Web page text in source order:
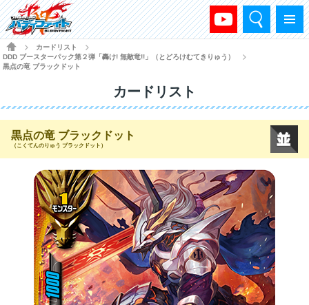
メニュー
検索
HOME
カードリスト
DDD ブースターパック第２弾「轟け! 無敵竜!!」（とどろけむてきりゅう）
黒点の竜 ブラックドット
カードリスト
黒点の竜 ブラックドット
（こくてんのりゅう ブラックドット）